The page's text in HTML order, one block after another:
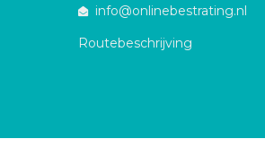
info@onlinebestrating.nl
Routebeschrijving